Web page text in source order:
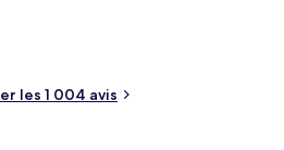
du transport en commun :
trouve à 2 minutes et Station de
à 12 minutes.
les 1 004 avis